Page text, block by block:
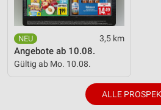
3,5 km
Angebote ab 10.08.
Gültig ab Mo. 10.08.
ALLE